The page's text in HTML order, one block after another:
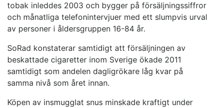
tobak inleddes 2003 och bygger på försäljningssiffror
och månatliga telefonintervjuer med ett slumpvis urval
av personer i åldersgruppen 16-84 år.
SoRad konstaterar samtidigt att försäljningen av
beskattade cigaretter inom Sverige ökade 2011
samtidigt som andelen dagligrökare låg kvar på
samma nivå som året innan.
Köpen av insmugglat snus minskade kraftigt under